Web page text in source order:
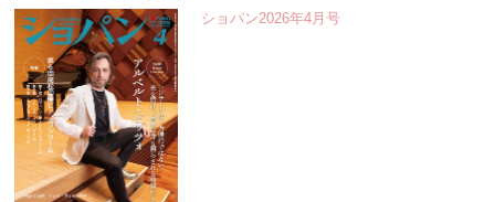
ショパン2026年4月号